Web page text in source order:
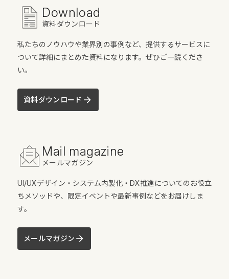
Download
資料ダウンロード
私たちのノウハウや業界別の事例など、提供するサービスに
ついて詳細にまとめた資料になります。ぜひご一読くださ
い。
資料ダウンロード
Mail magazine
メールマガジン
UI/UXデザイン・システム内製化・DX推進についてのお役立
ちメソッドや、限定イベントや最新事例などをお届けしま
す。
メールマガジン